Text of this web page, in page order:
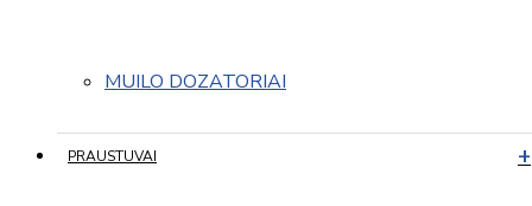
MUILO DOZATORIAI
PRAUSTUVAI